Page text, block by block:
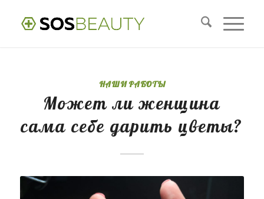
НАШИ РАБОТЫ
Может ли женщина
сама себе дарить цветы?